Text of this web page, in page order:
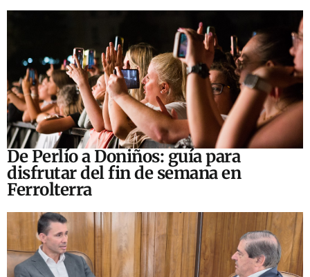
De Perlío a Doniños: guía para
disfrutar del fin de semana en
Ferrolterra